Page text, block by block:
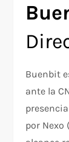
Buenbit
ante la
por Nexo